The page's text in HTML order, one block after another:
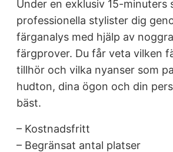
Under en exklusiv 15-minuters
professionella stylister dig
färganalys med hjälp av
färgprover. Du får veta vilken
tillhör och vilka nyanser som
hudton, dina ögon och din
bäst.
– Kostnadsfritt
– Begränsat antal platser